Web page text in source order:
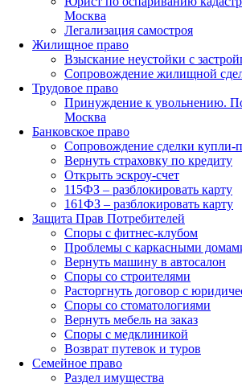
Москва
Легализация самостроя
Жилищное право
Взыскание неустойки с
Сопровождение жилищной
Трудовое право
Принуждение к увольнению.
Москва
Банковское право
Сопровождение сделки купли-
Вернуть страховку по кредиту
Открыть эскроу-счет
115ФЗ – разблокировать карту
161ФЗ – разблокировать карту
Защита Прав Потребителей
Споры с фитнес-клубом
Проблемы с каркасными
Вернуть машину в автосалон
Споры со строителями
Расторгнуть договор с
Споры со стоматологиями
Вернуть мебель на заказ
Споры с медклиникой
Возврат путевок и туров
Семейное право
Раздел имущества